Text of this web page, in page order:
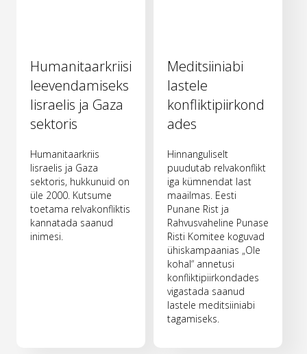
Humanitaarkriisi
leevendamiseks
Iisraelis ja Gaza
sektoris
Humanitaarkriis
Iisraelis ja Gaza
sektoris, hukkunuid on
üle 2000. Kutsume
toetama relvakonfliktis
kannatada saanud
inimesi.
Meditsiiniabi
lastele
konfliktipiirkond
ades
Hinnanguliselt
puudutab relvakonflikt
iga kümnendat last
maailmas. Eesti
Punane Rist ja
Rahvusvaheline Punase
Risti Komitee koguvad
ühiskampaanias „Ole
kohal“ annetusi
konfliktipiirkondades
vigastada saanud
lastele meditsiiniabi
tagamiseks.